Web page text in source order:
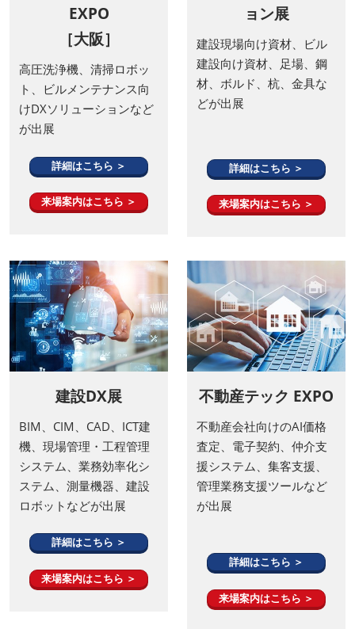
EXPO
［大阪］
高圧洗浄機、清掃ロボッ
ト、ビルメンテナンス向
けDXソリューションなど
が出展
詳細はこちら ＞
来場案内はこちら ＞
ョン展
建設現場向け資材、ビル
建設向け資材、足場、鋼
材、ボルド、杭、金具な
どが出展
詳細はこちら ＞
来場案内はこちら ＞
建設DX展
BIM、CIM、CAD、ICT建
機、現場管理・工程管理
システム、業務効率化シ
ステム、測量機器、建設
ロボットなどが出展
詳細はこちら ＞
来場案内はこちら ＞
不動産テック EXPO
不動産会社向けのAI価格
査定、電子契約、仲介支
援システム、集客支援、
管理業務支援ツールなど
が出展
詳細はこちら ＞
来場案内はこちら ＞